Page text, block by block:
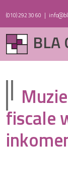
(010) 292 30 60 |
BLA
fiscale